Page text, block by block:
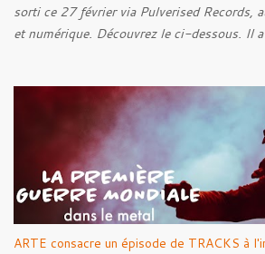
sorti ce 27 février via Pulverised Records,
et numérique. Découvrez le ci-dessous. Il
Rebellion Against The Vile 05. Revenge
Sense Of Fear
ARTE consacre un épisode de TRACKS à